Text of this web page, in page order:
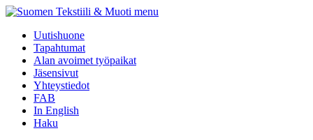
menu
Uutishuone
Tapahtumat
Alan avoimet työpaikat
Jäsensivut
Yhteystiedot
FAB
In English
Haku